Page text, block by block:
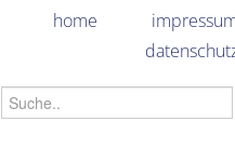
home